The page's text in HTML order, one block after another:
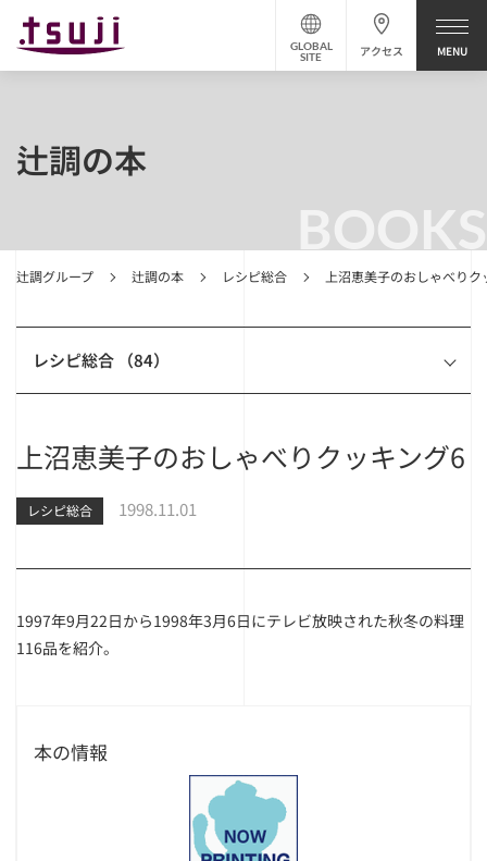
アクセス
GLOBAL
SITE
BOOKS
辻調グループ 辻調の本 レシピ総合 上沼恵美子のおしゃべり
辻調の本
レシピ総合 （84）
上沼恵美子のおしゃべりクッキング6
レシピ総合 1998.11.01
1997年9月22日から1998年3月6日にテレビ放映された秋冬の料理
116品を紹介。
本の情報